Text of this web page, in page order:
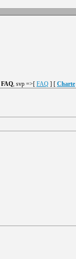
FAQ, svp =>[ FAQ ] [ Charte